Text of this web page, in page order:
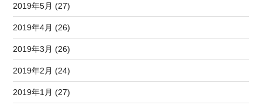
2019年5月 (27)
2019年4月 (26)
2019年3月 (26)
2019年2月 (24)
2019年1月 (27)